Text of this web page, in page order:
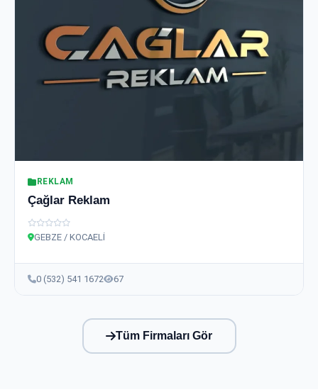
REKLAM
Çağlar Reklam
GEBZE / KOCAELİ
0 (532) 541 1672 67
Tüm Firmaları Gör